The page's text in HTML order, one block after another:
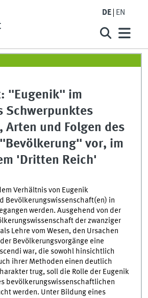
DE EN
"Eugenik" im
Schwerpunktes
Arten und Folgen des
vor, im
'Dritten Reich'
Verhältnis von Eugenik
Bevölkerungswissenschaft(en) in
werden. Ausgehend von der
der zwanziger
Lehre vom Wesen, den Ursachen
Bevölkerungsvorgänge eine
war, die sowohl hinsichtlich
ihrer Methoden einen deutlich
trug, soll die Rolle der Eugenik
bevölkerungswissenschaftlichen
werden. Unter Bildung eines